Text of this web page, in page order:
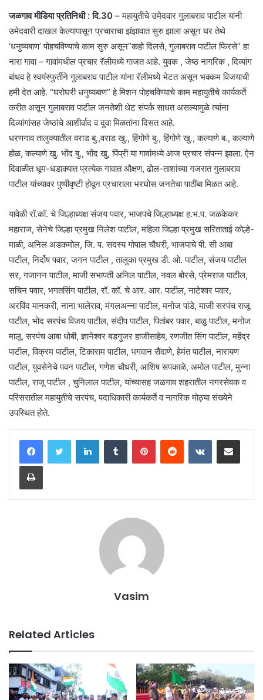
जळगाव मीडिया प्रतिनिधी : दि.30 – महायुतीचे उमेदवार गुलाबराव पाटील यांनी
उमेदवारी दाखल केल्यापासून प्रचाराचा झंझावात सुरु झाला असून घर तेथे
‘धनुष्यबाण’ पोहचविण्याचे काम सुरु असून”कहो दिलसे, गुलाबराव पाटील फिरसे” हा
नारा गावा – गावांमधील प्रचार रॅलीमध्ये गाजत आहे. युवक , जेष्ठ नागरिक , दिव्यांग
बांधव हे स्वयंस्फुर्तीने गुलाबराव पाटील यांना रॅलीमध्ये भेटत असून भक्कम विजयाची
हमी देत आहे. “घरोघरी धनुष्यबाण” हे मिशन पोहचविण्याचे काम महायुतीचे कार्यकर्ते
करीत असून गुलाबराव पाटील जनतेशी थेट संपर्क साधत असल्यामुळे त्यांना
दिव्यांगांसह जेष्ठांचे आशीर्वाद व दुवा मिळतांना दिसत आहे.
धरणगाव तालुक्यातील वराड बु.,वराड खु., हिंगोणे बु., हिंगोणे खु., कल्याणे ब., कल्याणे
होळ, कल्याणे खु. भोंद बु., भोंद खु, पिंप्री या गावांमध्ये आज प्रचार संपन्न झाला. ऐन
दिवाळीत धूम-धडाक्यात प्रत्येक गावात औक्षण, ढोल-ताशांच्या गजरात गुलाबराव
पाटील यांच्यावर पुष्पीवृष्टी होवून प्रचाराला भरघोस जनतेचा पाठींबा मिळत आहे.
यावेळी रॉ.कॉ. चे जिल्हाध्यक्ष संजय पवार, भाजपचे जिल्हाध्यक्ष ह.भ.प. जळकेकर
महाराज, सेनेचे जिल्हा प्रमुख निलेश पाटील, महिला जिल्हा प्रमुख सरिताताई कोल्हे-
माळी, अनिल अडकमोल, जि. प. सदस्य गोपाल चौधरी, भाजपाचे पी. सी आबा
पाटील, निर्दोष पवार, जगन पाटील , तालुका प्रमुख डी. ओ. पाटील, संजय पाटील
सर, गजानन पाटील, माजी सभापती अनिल पाटील, नवल बोरसे, प्रेमराज पाटील,
सचिन पवार, भगतसिंग पाटील, रॉ. कॉ. चे आर. आर. पाटील, नाटेश्वर पवार,
अरविंद मानकरी, नाना भालेराव, मंगलअन्ना पाटील, मनोज पांडे, माजी सरपंच राजू
पाटील, भोद सरपंच विजय पाटील, संदीप पाटील, पितांबर पवार, बाळु पाटील, मनोज
मालू, सरपंच आबा धोबी, ज्ञानेश्वर बडगुजर हाजीसाहेब, रणजीत सिंग पाटील, महेंद्र
पाटील, विक्रम पाटील, टिकाराम पाटील, भगवान सैंदाणे, हेमंत पाटील, नारायण
पाटील, युवसेनेचे पवन पाटील, गणेश चौधरी, आशिष सपकाळे, अमोल पाटील, मुन्ना
पाटील, राजू पाटील , चुनिलाल पाटील, यांच्यासह जळगाव शहरातील नगरसेवक व
परिसरातील महायुतीचे सरपंच, पदाधिकारी कार्यकर्ते व नागरिक मोठ्या संख्येने
उपस्थित होते.
LinkedInTumblr PinterestReddit VKontakteShare via Email
Print
Vasim
Related Articles